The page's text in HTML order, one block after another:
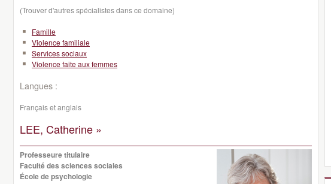
(Trouver d'autres spécialistes dans ce domaine)
Famille
Violence familiale
Services sociaux
Violence faite aux femmes
Langues :
Français et anglais
LEE, Catherine »
Professeure titulaire
Faculté des sciences sociales
École de psychologie